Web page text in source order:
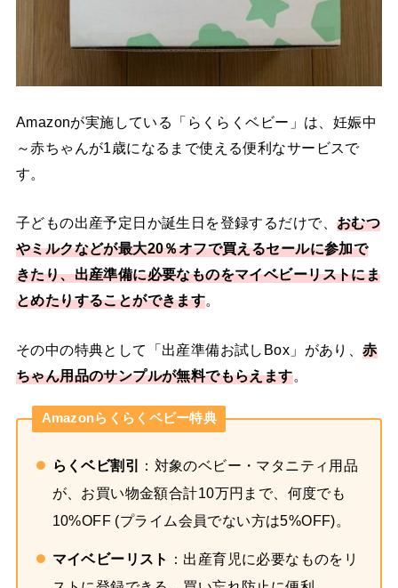
Amazonが実施している「らくらくベビー」は、妊娠中
～赤ちゃんが1歳になるまで使える便利なサービスで
す。
子どもの出産予定日か誕生日を登録するだけで、 おむつ
やミルクなどが最大20％オフで買えるセールに参加で
きたり、出産準備に必要なものをマイベビーリストにま
とめたりすることができます。
その中の特典として「出産準備お試しBox」があり、赤
ちゃん用品のサンプルが無料でもらえます。
Amazonらくらくベビー特典
らくベビ割引
：対象のベビー・マタニティ用品
が、お買い物金額合計10万円まで、何度でも
10%OFF (プライム会員でない方は5%OFF)。
マイベビーリスト
：出産育児に必要なものをリ